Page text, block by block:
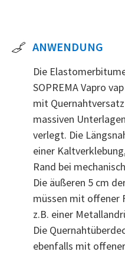
ANWENDUNG
Die
SOPREMA Vapro
mit
massiven
verlegt. Die
einer
Rand bei
Die äußeren 5 cm
müssen mit offener
z.B. einer
Die
ebenfalls mit